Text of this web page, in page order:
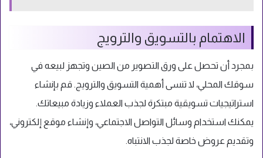
الاهتمام بالتسويق والترويج
بمجرد أن تحصل على ورق التصوير من الصين وتجهز لبيعه في
سوقك المحلي، لا تنسى أهمية التسويق والترويج. قم بإنشاء
استراتيجيات تسويقية مبتكرة لجذب العملاء وزيادة مبيعاتك.
يمكنك استخدام وسائل التواصل الاجتماعي، وإنشاء موقع إلكتروني،
وتقديم عروض خاصة لجذب الانتباه.